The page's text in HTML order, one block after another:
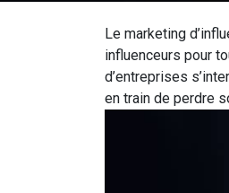
Le marketing
influenceurs pour
d’entreprises
en train de perdre